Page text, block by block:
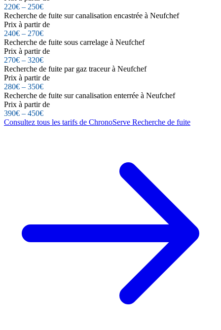
220€ – 250€
Recherche de fuite sur canalisation encastrée à Neufchef
Prix à partir de
240€ – 270€
Recherche de fuite sous carrelage à Neufchef
Prix à partir de
270€ – 320€
Recherche de fuite par gaz traceur à Neufchef
Prix à partir de
280€ – 350€
Recherche de fuite sur canalisation enterrée à Neufchef
Prix à partir de
390€ – 450€
Consultez tous les tarifs de ChronoServe Recherche de fuite